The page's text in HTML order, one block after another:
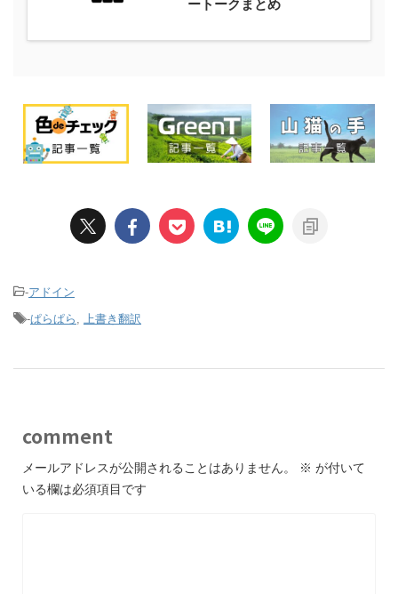
ートークまとめ
-アドイン
-ぱらぱら 上書き翻訳
comment
メールアドレスが公開されることはありません。 ※ が付いて
いる欄は必須項目です